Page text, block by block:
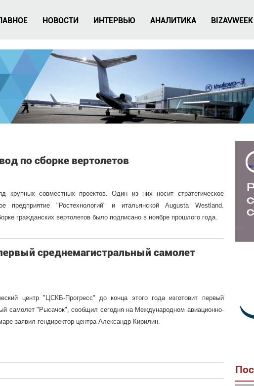
НОВОСТИ ИНТЕРВЬЮ АНАЛИТИКА BIZAVWEEK
по сборке вертолетов
крупных совместных проектов. Один из них носит стратегическое
предприятие "Ростехнологий" и итальянской Augusta Westland.
гражданских вертолетов было подписано в ноябре прошлого года.
среднемагистральный самолет
центр "ЦСКБ-Прогресс" до конца этого года изготовит первый
самолет "Рысачок", сообщил сегодня на Международном авиационно-
заявил гендиректор центра Александр Кирилин.